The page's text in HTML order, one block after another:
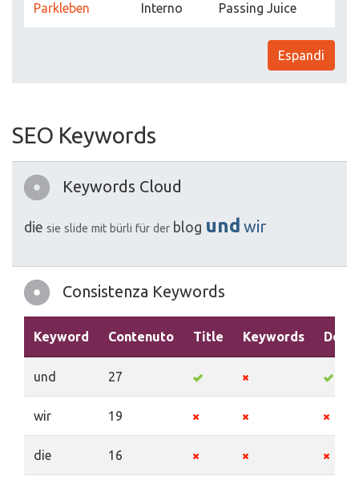
Parkleben Interno Passing Juice
Espandi
SEO Keywords
Keywords Cloud
die sie slide mit bürli für der blog und wir
Consistenza Keywords
Keyword Contenuto Title Keywords
und 27
wir 19
die 16